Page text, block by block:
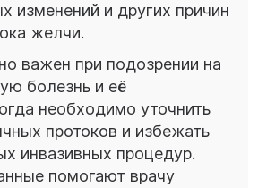
изменений и других причин
желчи.
важен при подозрении на
болезнь и её
необходимо уточнить
протоков и избежать
инвазивных процедур.
помогают врачу